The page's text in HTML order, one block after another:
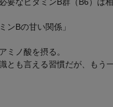
ンBの甘い関係」
ミノ酸を摂る。
とも言える習慣だが、もう